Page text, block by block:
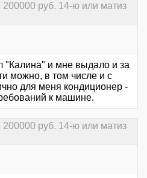
200000 руб. 14-ю или матиз
"Калина" и мне выдало и за
можно, в том числе и с
для меня кондиционер -
к машине.
200000 руб. 14-ю или матиз